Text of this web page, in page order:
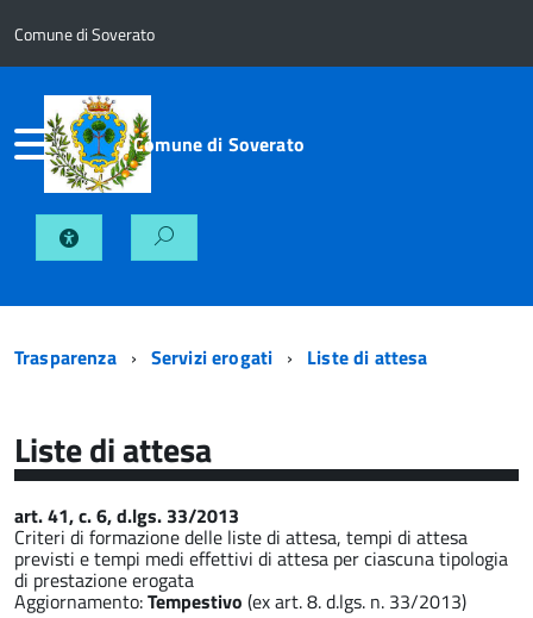
Comune di Soverato
Comune di Soverato
Trasparenza Servizi erogati Liste di attesa
Liste di attesa
art. 41, c. 6, d.lgs. 33/2013
Criteri di formazione delle liste di attesa, tempi di attesa
previsti e tempi medi effettivi di attesa per ciascuna tipologia
di prestazione erogata
Aggiornamento:Tempestivo (ex art. 8. d.lgs. n. 33/2013)